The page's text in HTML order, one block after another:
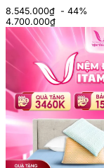
8.545.000₫ - 44%
4.700.000₫